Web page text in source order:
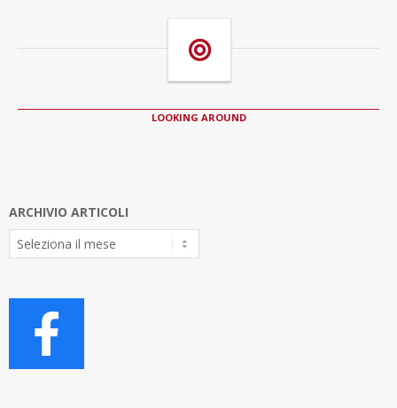
LOOKING AROUND
ARCHIVIO ARTICOLI
Archivio
Articoli